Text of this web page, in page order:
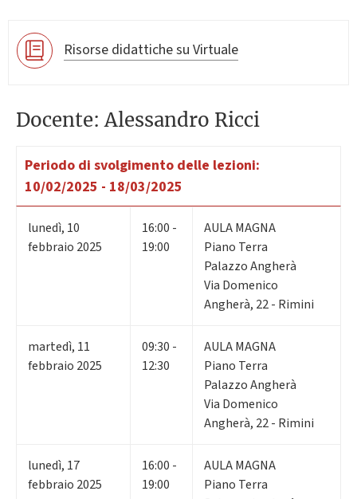
Risorse didattiche su Virtuale
Docente: Alessandro Ricci
Periodo di svolgimento delle lezioni:
10/02/2025 - 18/03/2025
lunedì, 10
febbraio 2025
16:00 -
19:00
AULA MAGNA
Piano Terra
Palazzo Angherà
Via Domenico
Angherà, 22 - Rimini
martedì, 11
febbraio 2025
09:30 -
12:30
AULA MAGNA
Piano Terra
Palazzo Angherà
Via Domenico
Angherà, 22 - Rimini
lunedì, 17
febbraio 2025
16:00 -
19:00
AULA MAGNA
Piano Terra